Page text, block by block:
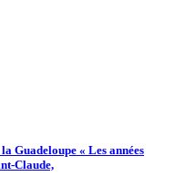
Guadeloupe « Les années
Claude,